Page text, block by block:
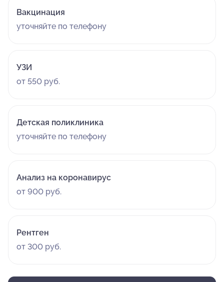
Вакцинация
уточняйте по телефону
УЗИ
от 550 руб.
Детская поликлиника
уточняйте по телефону
Анализ на коронавирус
от 900 руб.
Рентген
от 300 руб.